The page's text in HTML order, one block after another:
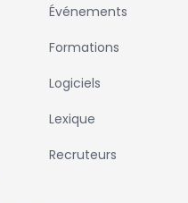
Événements
Formations
Logiciels
Lexique
Recruteurs